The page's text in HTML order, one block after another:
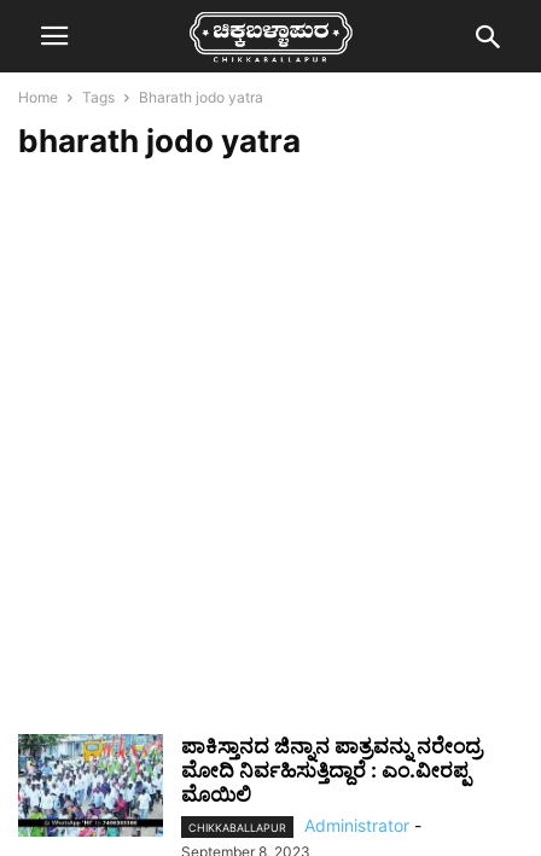
Home Tags Bharath jodo yatra
bharath jodo yatra
ಪಾಕಿಸ್ತಾನದ ಜಿನ್ನಾನ ಪಾತ್ರವನ್ನು ನರೇಂದ್ರ
ಮೋದಿ ನಿರ್ವಹಿಸುತ್ತಿದ್ದಾರೆ : ಎಂ.ವೀರಪ್ಪ
ಮೊಯಿಲಿ
CHIKKABALLAPUR Administrator -
September 8, 2023